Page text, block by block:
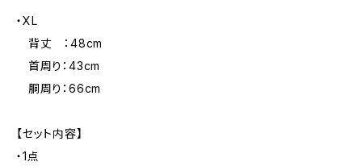
・XL
背丈 ：48cm
首周り：43cm
胴周り：66cm
【セット内容】
・1点